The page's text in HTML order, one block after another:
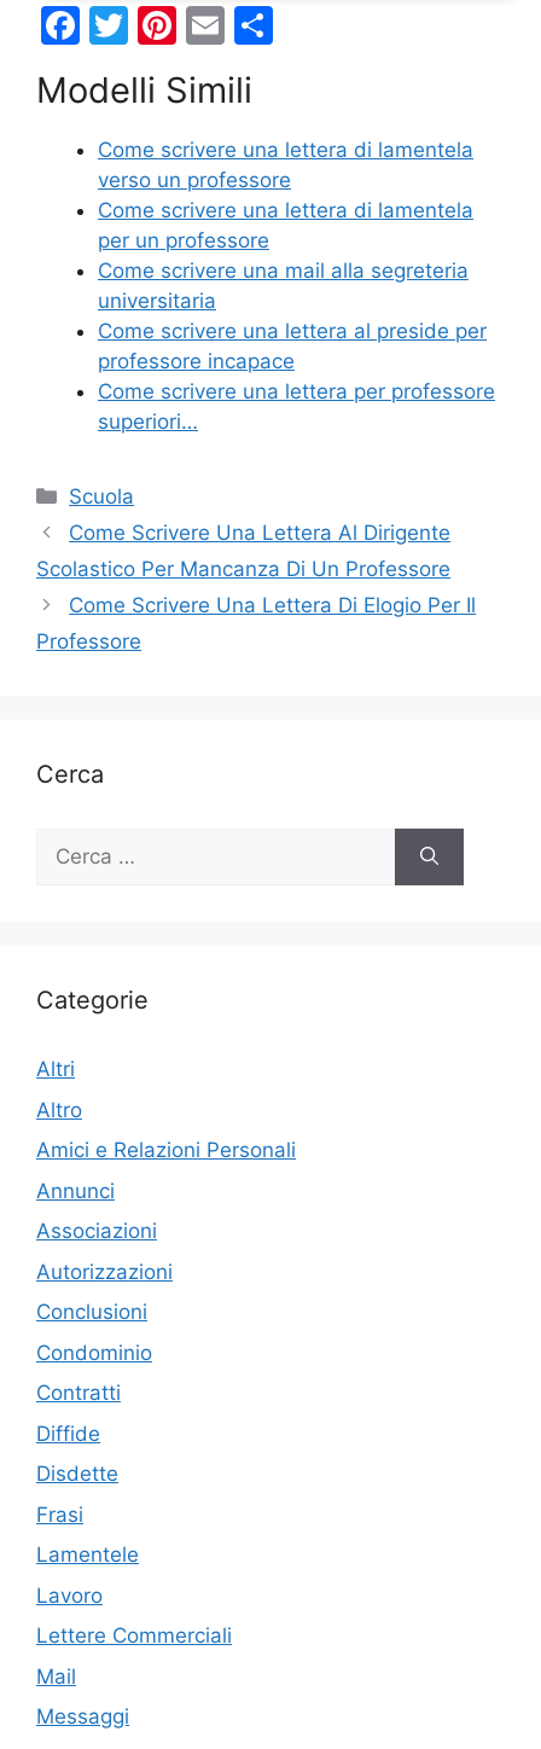
F
c
e
b
o
o
k
T
w
itt
er
Pi
nt
er
e
st
E
m
ai
l
di
vi
di
Modelli Simili
Come scrivere una lettera di lamentela
verso un professore
Come scrivere una lettera di lamentela
per un professore
Come scrivere una mail alla segreteria
universitaria
Come scrivere una lettera al preside per
professore incapace
Come scrivere una lettera per professore
superiori…
Categorie
Scuola
Come Scrivere Una Lettera Al Dirigente
Scolastico Per Mancanza Di Un Professore
Come Scrivere Una Lettera Di Elogio Per Il
Professore
Cerca
Ricerca
Categorie
Altri
Altro
Amici e Relazioni Personali
Annunci
Associazioni
Autorizzazioni
Conclusioni
Condominio
Contratti
Diffide
Disdette
Frasi
Lamentele
Lavoro
Lettere Commerciali
Mail
Messaggi